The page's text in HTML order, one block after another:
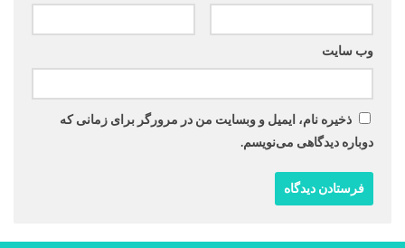
وب‌ سایت
ذخیره نام، ایمیل و وبسایت من در مرورگر برای زمانی که
دوباره دیدگاهی می‌نویسم.